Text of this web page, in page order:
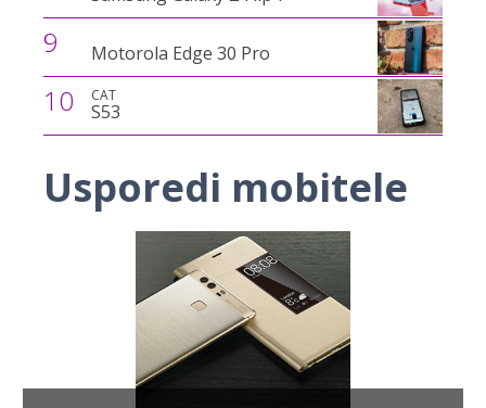
9 Motorola Edge 30 Pro
10 CAT
S53
Usporedi mobitele